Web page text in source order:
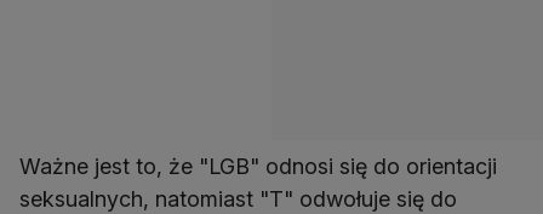
Ważne jest to, że "LGB" odnosi się do orientacji
seksualnych, natomiast "T" odwołuje się do